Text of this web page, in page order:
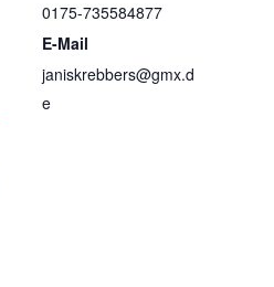
0175-735584877
E-Mail
janiskrebbers@gmx.d
e